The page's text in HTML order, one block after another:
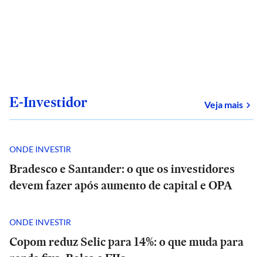
E-Investidor Veja mais
ONDE INVESTIR
Bradesco e Santander: o que os investidores
devem fazer após aumento de capital e OPA
ONDE INVESTIR
Copom reduz Selic para 14%: o que muda para